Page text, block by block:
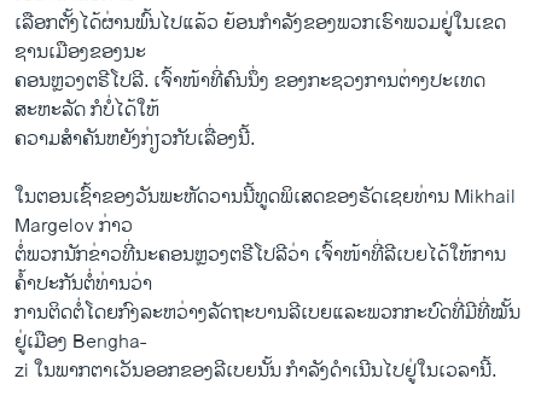
ເລືອກຕັ້ງໄດ້ຜ່ານພົ້ນໄປແລ້ວ ຍ້ອນກຳລັງຂອງພວກເຮົາພວມຢູ່ໃນເຂດ
ຊານເມືອງຂອງນະ
ຄອນຫຼວງຕຣີໂປລີ. ເຈົ້າໜ້າທີ່ຄົນນຶ່ງ ຂອງກະຊວງການຕ່າງປະເທດ
ສະຫະລັດ ກໍບໍ່ໄດ້ໃຫ້
ຄວາມສຳຄັນຫຍັງກ່ຽວກັບເລື່ອງນີ້.
ໃນຕອນເຊົ້າຂອງວັນພະຫັດວານນີ້ທູດພິເສດຂອງຣັດເຊຍທ່ານ Mikhail
Margelov ກ່າວ
ຕໍ່ພວກນັກຂ່າວທີ່ນະຄອນຫຼວງຕຣີໂປລີວ່າ ເຈົ້າໜ້າທີ່ລີເບຍໄດ້ໃຫ້ການ
ຄໍ້າປະກັນຕໍ່ທ່ານວ່າ
ການຕິດຕໍ່ໂດຍກົງລະຫວ່າງລັດຖະບານລີເບຍແລະພວກກະບົດທີ່ມີທີ່ໝັ້ນ
ຢູ່ເມືອງ Bengha-
zi ໃນພາກຕາເວັນອອກຂອງລີເບຍນັ້ນ ກຳລັງດຳເນີນໄປຢູ່ໃນເວລານີ້.